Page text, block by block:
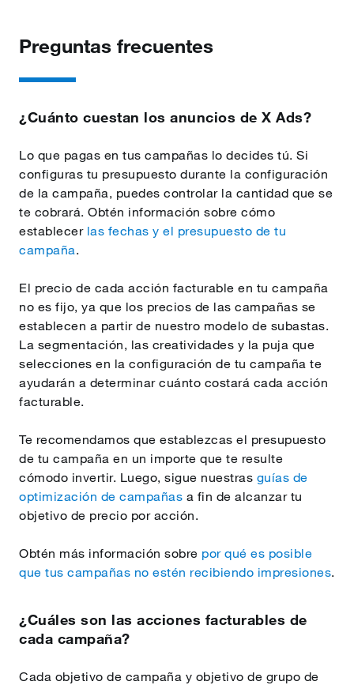
Preguntas frecuentes
¿Cuánto cuestan los anuncios de X Ads?
Lo que pagas en tus campañas lo decides tú. Si
configuras tu presupuesto durante la configuración
de la campaña, puedes controlar la cantidad que se
te cobrará. Obtén información sobre cómo
establecer las fechas y el presupuesto de tu
campaña.
El precio de cada acción facturable en tu campaña
no es fijo, ya que los precios de las campañas se
establecen a partir de nuestro modelo de subastas.
La segmentación, las creatividades y la puja que
selecciones en la configuración de tu campaña te
ayudarán a determinar cuánto costará cada acción
facturable.
Te recomendamos que establezcas el presupuesto
de tu campaña en un importe que te resulte
cómodo invertir. Luego, sigue nuestras guías de
optimización de campañas a fin de alcanzar tu
objetivo de precio por acción.
Obtén más información sobre por qué es posible
que tus campañas no estén recibiendo impresiones.
¿Cuáles son las acciones facturables de
cada campaña?
Cada objetivo de campaña y objetivo de grupo de